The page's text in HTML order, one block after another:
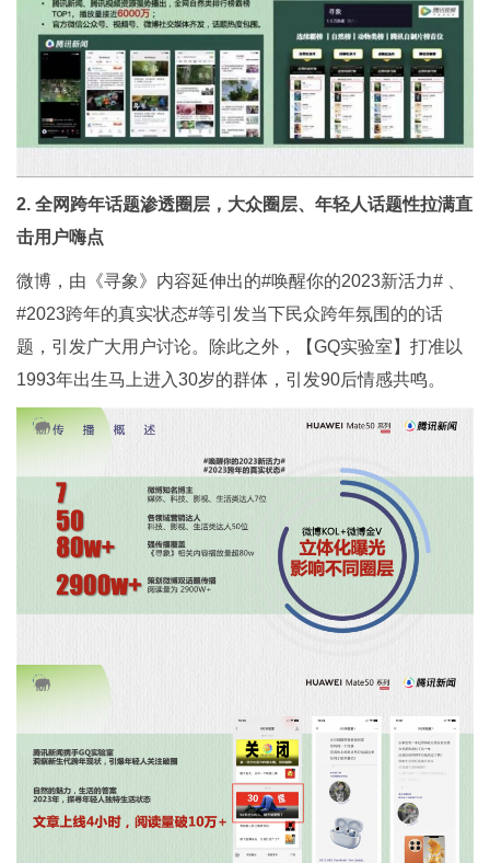
2. 全网跨年话题渗透圈层，大众圈层、年轻人话题性拉满直
击用户嗨点
微博，由《寻象》内容延伸出的#唤醒你的2023新活力# 、
#2023跨年的真实状态#等引发当下民众跨年氛围的的话
题，引发广大用户讨论。除此之外，【GQ实验室】打准以
1993年出生马上进入30岁的群体，引发90后情感共鸣。